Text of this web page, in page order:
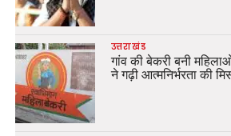
उत्तराखंड
गांव की बेकरी बनी
ने गढ़ी आत्मनिर्भरता की